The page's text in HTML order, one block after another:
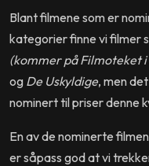
Blant filmene som er
kategorier finne vi filmer
(kommer på Filmoteket
og De Uskyldige, men
nominert til priser denne
En av de nominerte
er såpass god at vi